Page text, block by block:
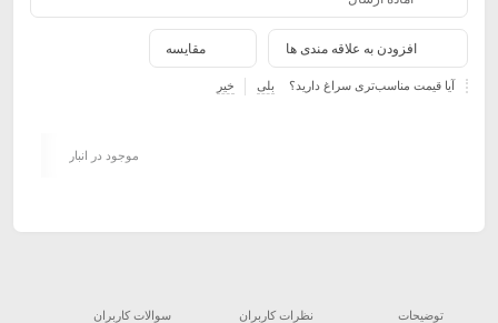
مقایسه افزودن به علاقه مندی ها
آیا قیمت مناسب‌تری سراغ دارید؟ بلی خیر
موجود در انبار
توضیحات نظرات کاربران سوالات کاربران